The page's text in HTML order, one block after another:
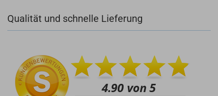
+49 (0)4281 50 79 78 2
info@rocketronics.de
Qualität und schnelle Lieferung